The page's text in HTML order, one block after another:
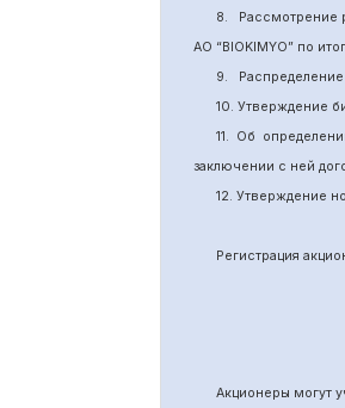
8.
Рассмотрение
АО “BIOKIMYO”по
9.
10. Утверждение
11.
Об
заключении с ней
12. Утверждение
Регистрация
Акционеры могут